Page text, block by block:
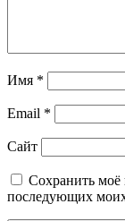
Имя *
Email *
Сайт
Сохранить моё
последующих